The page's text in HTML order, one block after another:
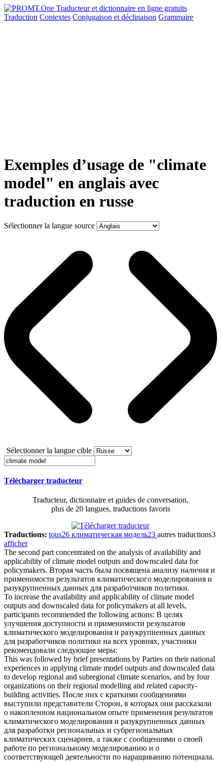
Traduction Contextes Conjugaison et déclinaison Grammaire
Exemples d’usage de "climate
model" en anglais avec
traduction en russe
Sélectionner la langue source
Sélectionner la langue cible
Télécharger traducteur
Traducteur, dictionnaire et guides de conversation,
plus de 20 langues, traductions favoris
Traductions: tous26 климатическая модель23 autres traductions3
afficher
The second part concentrated on the analysis of availability and
applicability ofclimate model outputs and downscaled data for
policymakers. Вторая часть была посвящена анализу наличия и
применимости результатов климатического моделирования и
разукрупненных данных для разработчиков политики.
To increase the availability and applicability ofclimate model
outputs and downscaled data for policymakers at all levels,
participants recommended the following actions: В целях
улучшения доступности и применимости результатов
климатического моделирования и разукрупненных данных
для разработчиков политики на всех уровнях, участники
рекомендовали следующие меры:
This was followed by brief presentations by Parties on their national
experiences in applying climate model outputs and downscaled data
to develop regional and subregional climate scenarios, and by four
organizations on their regional modelling and related capacity-
building activities. После них с краткими сообщениями
выступили представители Сторон, в которых они рассказали
о накопленном национальном опыте применения результатов
климатического моделирования и разукрупненных данных
для разработки региональных и субрегиональных
климатических сценариев, а также с сообщениями о своей
работе по региональному моделированию и о
соответствующей деятельности по наращиванию потенциала.